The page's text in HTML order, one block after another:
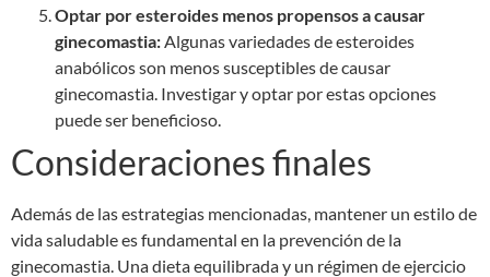
Optar por esteroides menos propensos a causar
ginecomastia: Algunas variedades de esteroides
anabólicos son menos susceptibles de causar
ginecomastia. Investigar y optar por estas opciones
puede ser beneficioso.
Consideraciones finales
Además de las estrategias mencionadas, mantener un estilo de
vida saludable es fundamental en la prevención de la
ginecomastia. Una dieta equilibrada y un régimen de ejercicio